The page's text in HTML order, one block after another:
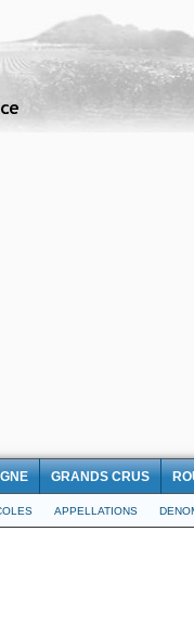
GRANDS CRUS
APPELLATIONS